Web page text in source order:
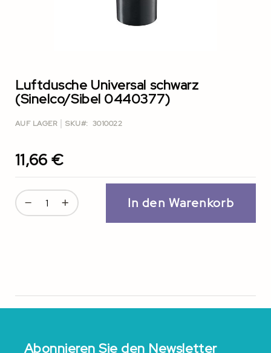
der
Bildgalerie
springen
Luftdusche Universal schwarz
(Sinelco/Sibel 0440377)
AUF LAGER SKU 3010022
11,66 €
In den Warenkorb
Abonnieren Sie den Newsletter